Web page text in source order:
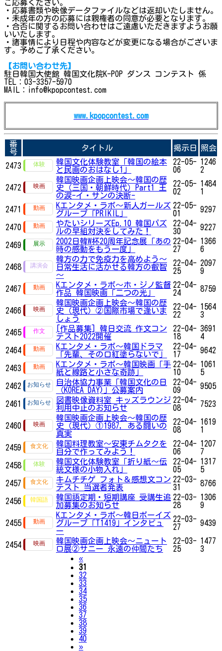
ご応募ください。
・応募書類や映像データファイルなどは返却いたしません。
・未成年の方の応募には親権者の同意が必要となります。
・合否に関するお問い合わせはご遠慮いただきますようお願
いいたします。
・諸事情により日程や内容などが変更になる場合がございま
す。予めご了承ください。
【お問い合わせ先】
駐日韓国大使館 韓国文化院K-POP ダンス コンテスト 係
TEL：03-3357-5970
MAIL：info@kpopcontest.com
www.kpopcontest.com
番
号
タイトル 掲示日 照会
2473
韓国文化体験教室「韓国の絵本
と民画のおはなし1」
22-05-
06
1246
2
2472
韓国映画企画上映会～韓国の歴
史（三国・朝鮮時代）Part1 王
の涙-イ・サンの決断-
22-05-
02
1484
1
2471
Kエンタメ・ラボ～新人ガールズ
グループ「PRIKIL」
22-05-
01
9297
2470
やたいシリーズEp.10 韓国パズ
ルの早組対決をしてみた！
22-04-
30
9227
2469
2002日韓W杯20周年記念展「あの
時の感動をもう一度」
22-04-
27
1366
6
2468
韓方の力で免疫力を高めよう～
日常生活に活かせる韓方の叡智
～
22-04-
25
2097
9
2467
Kエンタメ・ラボ～ホ・ジノ監督
作品 韓国映画「二つの光」
22-04-
24
8759
2466
韓国映画企画上映会～韓国の歴
史（現代）②国際市場で逢いま
しょう
22-04-
22
1564
3
2465
[作品募集] 韓日交流 作文コン
テスト2022開催
22-04-
18
3691
4
2464
Kエンタメ・ラボ～韓国ドラマ
「先輩、その口紅塗らないで」
22-04-
17
9642
2463
Kエンタメ・ラボ～韓国映画「手
紙と線路と小さな奇跡」
22-04-
10
1061
5
2462
自治体協力事業「韓国文化の日
（KOREA DAY)」公募案内
22-04-
09
9505
2461
図書映像資料室 キッズラウンジ
利用中止のお知らせ
22-04-
08
7523
2460
韓国映画企画上映会～韓国の歴
史（現代）①1987，ある闘いの
真実
22-04-
08
1619
1
2459
韓国料理教室〜安東チムタクを
自分で作ってみよう！
22-04-
06
1207
7
2458
韓国文化体験教室「折り紙～伝
統文様の小物入れ」
22-04-
05
1317
5
2457
キムチチゲ フォト＆感想文コン
テスト 当選者発表
22-03-
31
8766
2456
韓国語定期・短期講座 受講生追
加募集のお知らせ
22-03-
28
1306
9
2455
Kエンタメ・ラボ～韓日ボーイズ
グループ「T1419」インタビュ
ー
22-03-
27
9439
2454
韓国映画企画上映会～ニュート
ロ展②サニー 永遠の仲間たち
22-03-
25
1477
3
«Previous
31
32
33
34
35
36
37
38
39
40
»Next